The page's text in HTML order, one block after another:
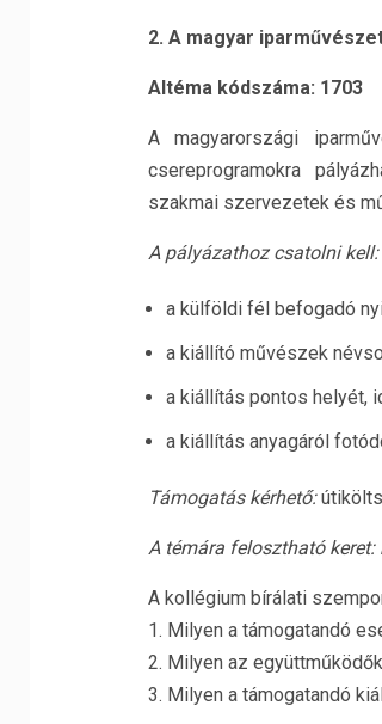
2. A magyar
Altéma kódszáma: 1703
A magyarországi
csereprogramokra
szakmai szervezetek és
A pályázathoz csatolni kell:
a külföldi fél befogadó
a kiállító művészek
a kiállítás pontos helyét,
a kiállítás anyagáról
Támogatás kérhető:
A témára felosztható
A kollégium bírálati
1. Milyen a támogatandó
2. Milyen az
3. Milyen a támogatandó